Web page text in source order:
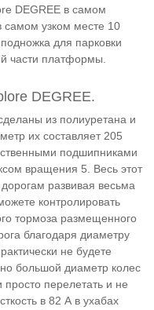
DEGREE в самом
самом узком месте 10
для парковки
части платформы.
DEGREE.
из полиуретана и
их составляет 205
подшипниками
вращения 5. Весь этот
развивая весьма
контролировать
тормоза размещенного
благодаря диаметру
не будете
большой диаметр колес
перелетать и не
в 82 А в ухабах